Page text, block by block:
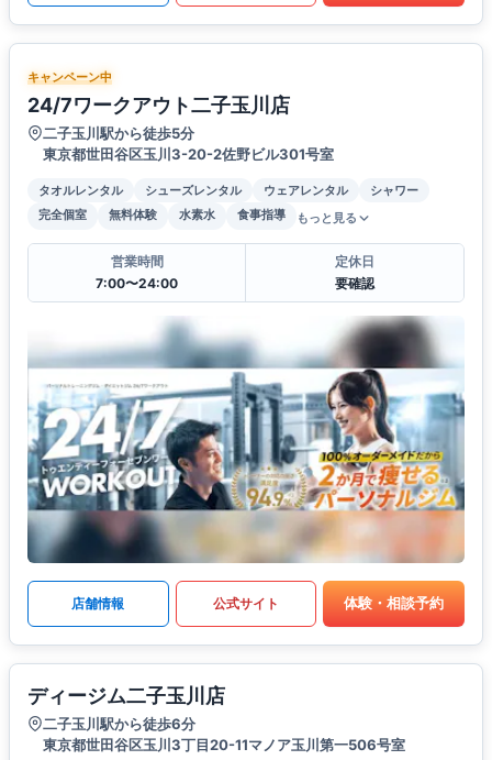
キャンペーン中
24/7ワークアウト二子玉川店
二子玉川駅から徒歩5分
東京都世田谷区玉川3-20-2佐野ビル301号室
タオルレンタル シューズレンタル ウェアレンタル
シャワー
完全個室
無料体験 水素水 食事指導 もっと見る
営業時間
7:00〜24:00
定休日
要確認
店舗情報 公式サイト 体験・相談予約
ディージム二子玉川店
二子玉川駅から徒歩6分
東京都世田谷区玉川3丁目20-11マノア玉川第一506号室